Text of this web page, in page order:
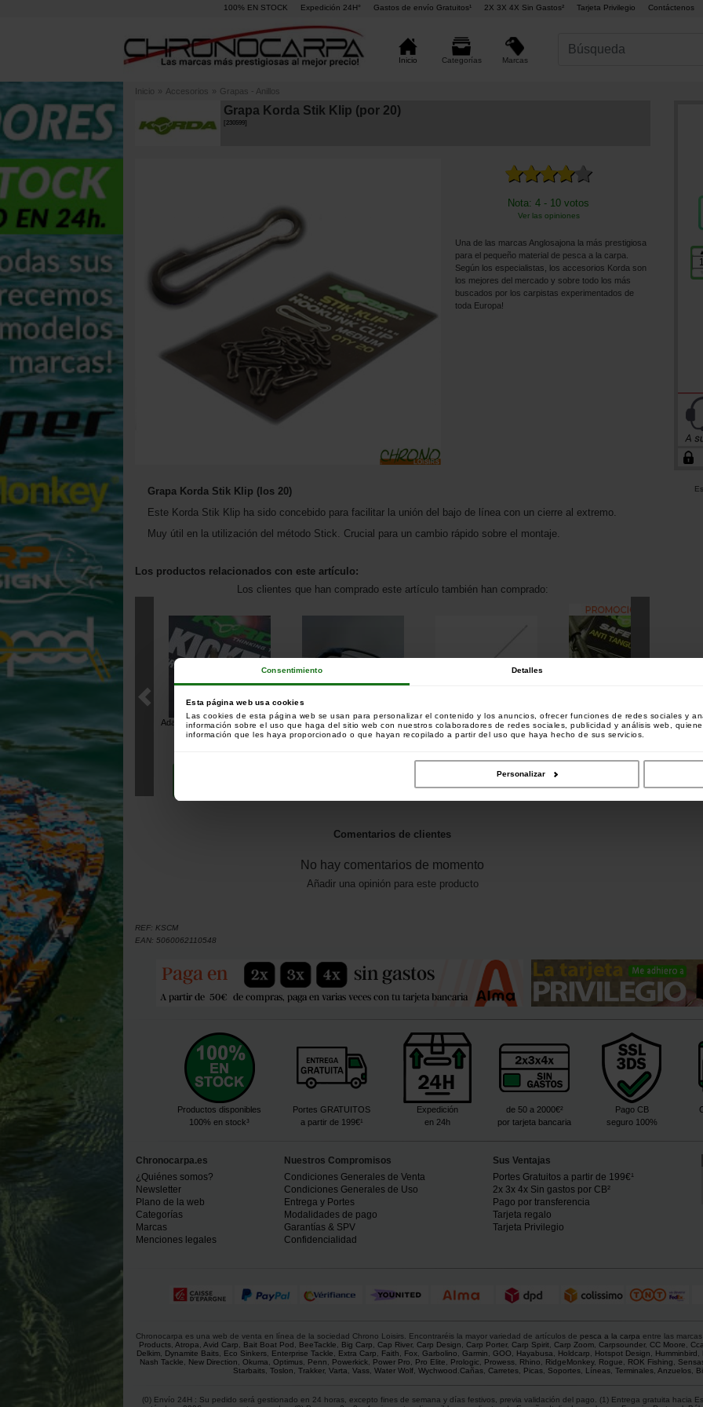
Consentimiento Detalles
Esta página web usa cookies
Las cookies de esta página web se usan para personalizar el contenido y los anuncios, ofrecer funciones de redes sociales y
información sobre el uso que haga del sitio web con nuestros colaboradores de redes sociales, publicidad y análisis web,
información que les haya proporcionado o que hayan recopilado a partir del uso que haya hecho de sus servicios.
Personalizar
100% EN STOCK Expedición 24H° Gastos de envío Gratuitos¹ 2X 3X 4X Sin Gastos² Tarjeta Privilegio Contáctenos
Inicio Categorías Marcas
Inicio » Accesorios » Grapas - Anillos
Grapa Korda Stik Klip (por 20)
230599]
Nota: 4 - 10 votos
Ver las opiniones
Una de las marcas Anglosajona la más prestigiosa
para el pequeño material de pesca a la carpa.
Según los especialistas, los accesorios Korda son
los mejores del mercado y sobre todo los más
buscados por los carpistas experimentados de
toda Europa!
▲
Grapa Korda Stik Klip (los 20)
Este Korda Stik Klip ha sido concebido para facilitar la unión del bajo de línea con un cierre al extremo.
Muy útil en la utilización del método Stick. Crucial para un cambio rápido sobre el montaje.
Los productos relacionados con este artículo:
Los clientes que han comprado este artículo también han comprado:
Adaptador Korda Kicker Brown
(por 10) [m27769]
Adaptador Korda Kicker D Rig
Green (por 10) [ m32848]
Aguja Korda Braid
Needle [ 233179 ]
Anti Angulo Korda Standard
Sleeves (los 25) [
Comentarios de clientes
No hay comentarios de momento
Añadir una opinión para este producto
REF: KSCM
EAN: 5060062110548
Productos disponibles
100% en stock³
Portes GRATUITOS
a partir de 199€¹
Expedición
en 24h
de 50 a 2000€²
por tarjeta bancaria
Pago CB
seguro 100%
Chronocarpa.es
¿Quiénes somos?
Newsletter
Plano de la web
Categorías
Marcas
Menciones legales
Nuestros Compromisos
Condiciones Generales de Venta
Condiciones Generales de Uso
Entrega y Portes
Modalidades de pago
Garantías & SPV
Confidencialidad
Sus Ventajas
Portes Gratuitos a partir de 199€¹
2x 3x 4x Sin gastos por CB²
Pago por transferencia
Tarjeta regalo
Tarjeta Privilegio
Chronocarpa es una web de venta en línea de la sociedad Chrono Loisirs. Encontraréis la mayor variedad de artículos de pesca a la carpa entre las
Products, Atropa Avid Carp Bait Boat Pod BeeTackle Big Carp Cap River, Carp Design Carp Porter, Carp Spirit, Carp Zoom, Carpsounder, CC Moore
Delkim
Dynamite Baits Eco Sinkers Enterprise Tackle Extra Carp Faith Fox Garbolino Garmin GOO Hayabusa Holdcarp Hotspot Design Humminbird
Nash Tackle
New Direction Okuma Optimus, Penn Powerkick, Power Pro Pro Elite Prologic Prowess, Rhino RidgeMonkey, Rogue ROK Fishing
Starbaits, Toslon Trakker, Varta Vass, Water Wolf, Wychwood Cañas, Carretes, Picas, Soportes, Líneas, Terminales, Anzuelos,
(0) Envío 24H : Su pedido será gestionado en 24 horas, excepto fines de semana y días festivos, previa validación del pago. (1) Entrega gratuita hacia